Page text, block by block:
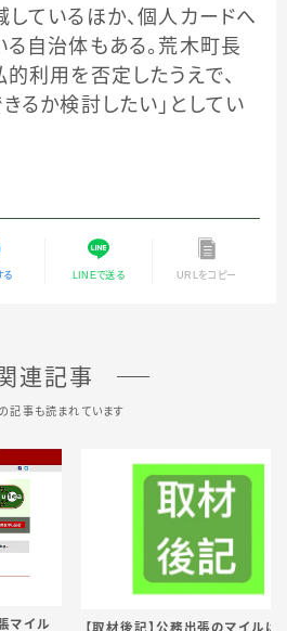
ているほか、個人カードへ
自治体もある。荒木町長
利用を否定したうえで、
るか検討したい」としてい
る LINEで送る URLをコピー
連記事
記事も読まれています
マイル 【取材後記】公務出張のマイルは